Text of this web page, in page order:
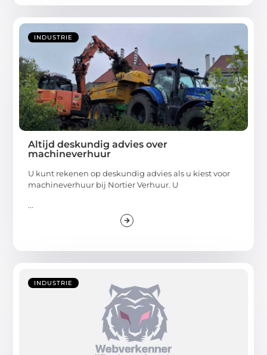
INDUSTRIE
Altijd deskundig advies over
machineverhuur
U kunt rekenen op deskundig advies als u kiest voor
machineverhuur bij Nortier Verhuur. U
...
INDUSTRIE